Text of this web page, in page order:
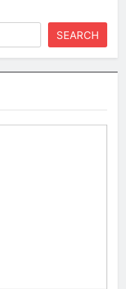
SEARCH